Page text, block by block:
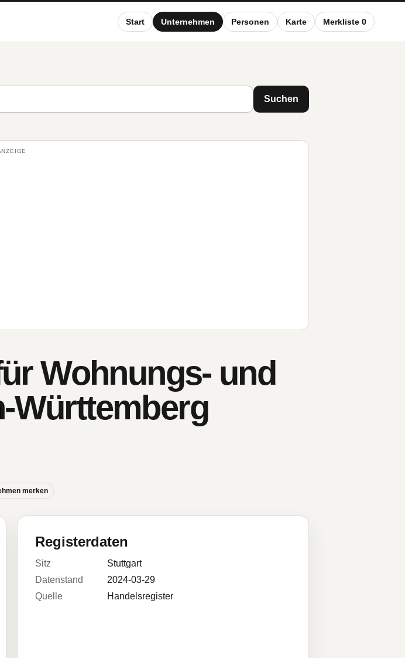
Start Unternehmen Personen Karte Merkliste 0
Suchen
Wohnungs- und
Württemberg
merken
Registerdaten
Sitz
Stuttgart
Datenstand
2024-03-29
Quelle
Handelsregister